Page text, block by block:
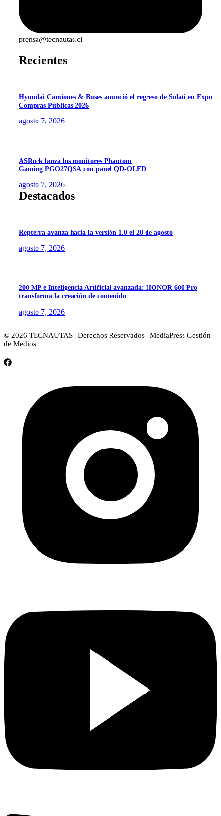
prensa@tecnautas.cl
Recientes
Hyundai Camiones & Buses anunció el regreso de Solati en Expo
Compras Públicas 2026
agosto 7, 2026
ASRock lanza los monitores Phantom
Gaming PGO27QSA con panel QD-OLED
agosto 7, 2026
Destacados
Repterra avanza hacia la versión 1.0 el 20 de agosto
agosto 7, 2026
200 MP e Inteligencia Artificial avanzada: HONOR 600 Pro
transforma la creación de contenido
agosto 7, 2026
© 2026 TECNAUTAS | Derechos Reservados | MediaPress Gestión
de Medios.